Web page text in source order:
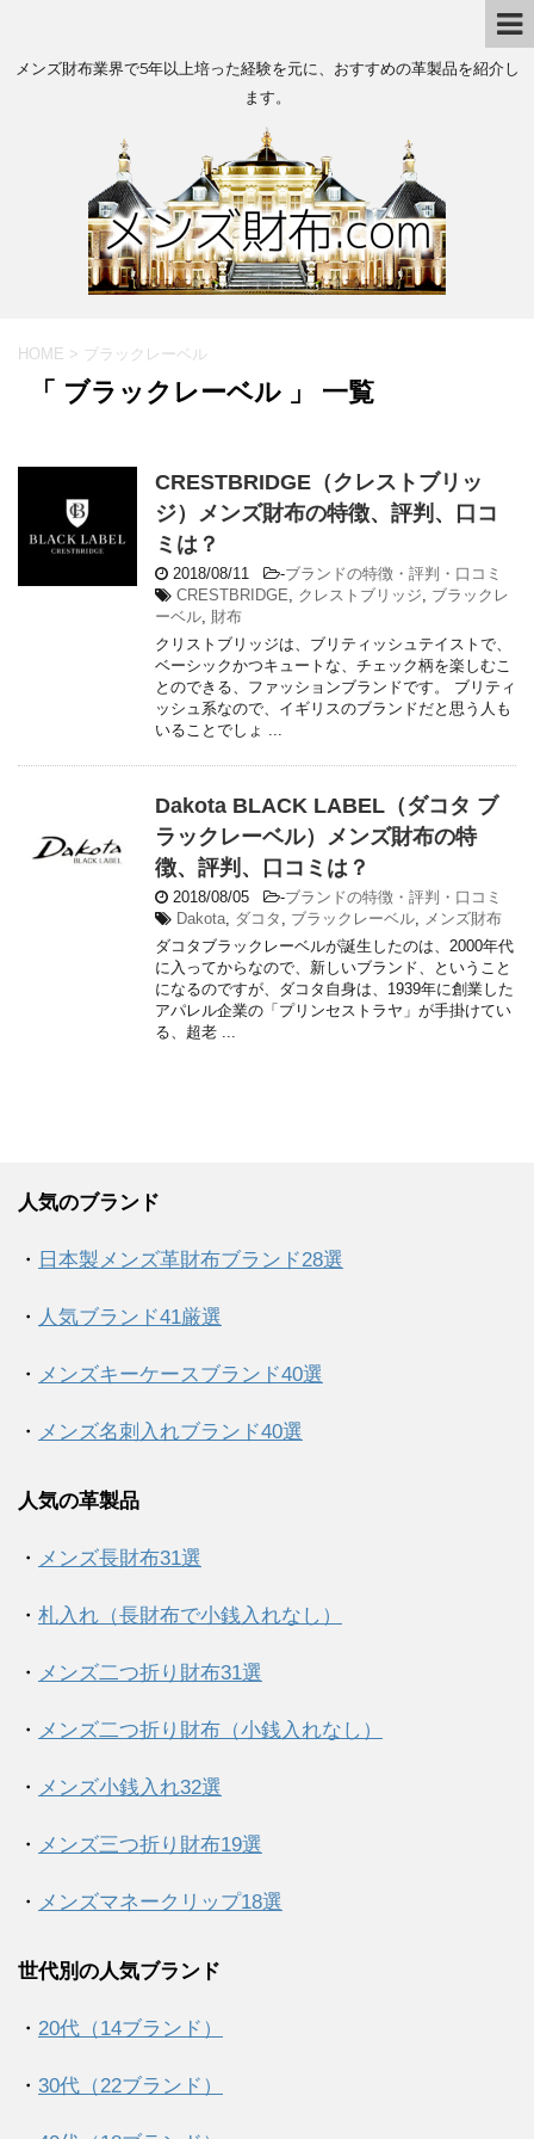
メンズ財布業界で5年以上培った経験を元に、おすすめの革製品を紹介し
ます。
HOME > ブラックレーベル
「 ブラックレーベル 」 一覧
CRESTBRIDGE（クレストブリッ
ジ）メンズ財布の特徴、評判、口コ
ミは？
2018/08/11 -ブランドの特徴・評判・口コミ
CRESTBRIDGE, クレストブリッジ, ブラックレ
ーベル, 財布
クリストブリッジは、ブリティッシュテイストで、
ベーシックかつキュートな、チェック柄を楽しむこ
とのできる、ファッションブランドです。 ブリティ
ッシュ系なので、イギリスのブランドだと思う人も
いることでしょ ...
Dakota BLACK LABEL（ダコタ ブ
ラックレーベル）メンズ財布の特
徴、評判、口コミは？
2018/08/05 -ブランドの特徴・評判・口コミ
Dakota, ダコタ , ブラックレーベル, メンズ財布
ダコタブラックレーベルが誕生したのは、2000年代
に入ってからなので、新しいブランド、ということ
になるのですが、ダコタ自身は、1939年に創業した
アパレル企業の「プリンセストラヤ」が手掛けてい
る、超老 ...
人気のブランド
・ 日本製メンズ革財布ブランド28選
・ 人気ブランド41厳選
・ メンズキーケースブランド40選
・ メンズ名刺入れブランド40選
人気の革製品
・ メンズ長財布31選
・ 札入れ（長財布で小銭入れなし）
・ メンズ二つ折り財布31選
・ メンズ二つ折り財布（小銭入れなし）
・ メンズ小銭入れ32選
・ メンズ三つ折り財布19選
・ メンズマネークリップ18選
世代別の人気ブランド
・ 20代（14ブランド）
・ 30代（22ブランド）